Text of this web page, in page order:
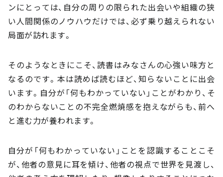
ンにとっては、自分の周りの限られた出会いや組織の狭
い人間関係のノウハウだけでは、必ず乗り越えられない
局面が訪れます。
そのようなときにこそ、読書はみなさんの心強い味方と
なるのです。本は読めば読むほど、知らないことに出会
います。自分が「何もわかっていない」ことがわかり、そ
のわからないことの不完全燃焼感を抱えながらも、前へ
と進む力が養われます。
自分が「何もわかっていない」ことを認識することこそ
が、他者の意見に耳を傾け、他者の視点で世界を見渡し、